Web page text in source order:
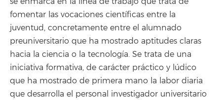
fomentar las vocaciones científicas entre la
juventud, concretamente entre el alumnado
preuniversitario que ha mostrado aptitudes claras
hacia la ciencia o la tecnología. Se trata de una
iniciativa formativa, de carácter práctico y lúdico
que ha mostrado de primera mano la labor diaria
que desarrolla el personal investigador universitario